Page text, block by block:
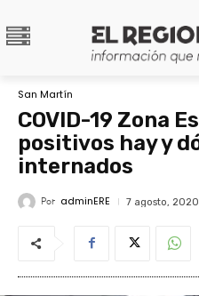
San Martín
COVID-19 Zona
positivos hay y
internados
Por adminERE 7 agosto, 2020